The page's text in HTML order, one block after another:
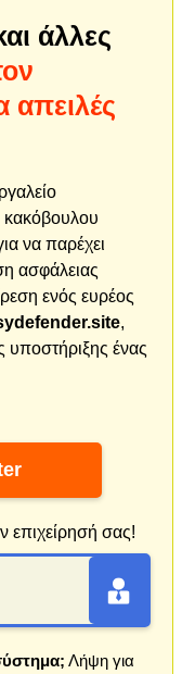
άλλες
απειλές
κακόβουλου
να παρέχει
ασφάλειας
ενός ευρέος
,
υποστήριξης ένας
επιχείρησή σας!
Λήψη για